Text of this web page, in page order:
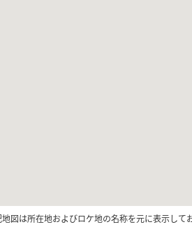
図は所在地およびロケ地の名称を元に表示して